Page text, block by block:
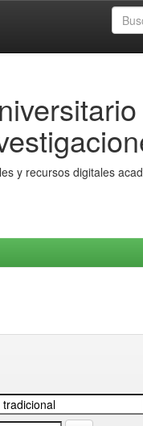
y recursos digitales